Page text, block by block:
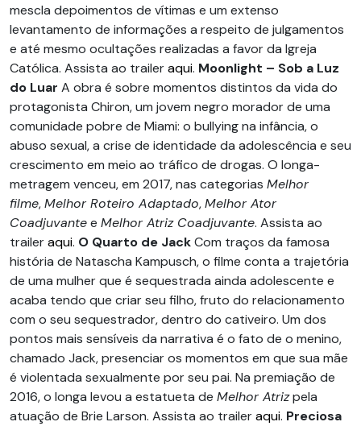
mescla depoimentos de vítimas e um extenso
levantamento de informações a respeito de julgamentos
e até mesmo ocultações realizadas a favor da Igreja
Católica. Assista ao traileraqui. Moonlight – Sob a Luz
do Luar A obra é sobre momentos distintos da vida do
protagonista Chiron, um jovem negro morador de uma
comunidade pobre de Miami: o bullying na infância, o
abuso sexual, a crise de identidade da adolescência e seu
crescimento em meio ao tráfico de drogas. O longa-
metragem venceu, em 2017, nas categorias Melhor
filme,Melhor Roteiro Adaptado,Melhor Ator
Coadjuvantee Melhor Atriz Coadjuvante. Assista ao
traileraqui. O Quarto de JackCom traços da famosa
história de Natascha Kampusch, o filme conta a trajetória
de uma mulher que é sequestrada ainda adolescente e
acaba tendo que criar seu filho, fruto do relacionamento
com o seu sequestrador, dentro do cativeiro. Um dos
pontos mais sensíveis da narrativa é o fato de o menino,
chamado Jack, presenciar os momentos em que sua mãe
é violentada sexualmente por seu pai. Na premiação de
2016, o longa levou a estatueta de Melhor Atrizpela
atuação de Brie Larson. Assista ao traileraqui. Preciosa